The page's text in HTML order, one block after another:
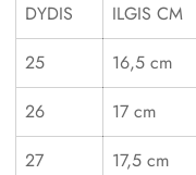
DYDIS
ILGIS CM
25
16,5 cm
26
17 cm
27
17,5 cm